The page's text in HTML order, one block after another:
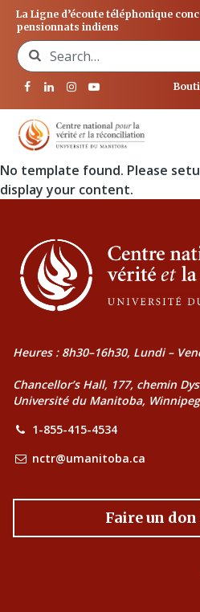
La Ligne d’écoute téléphonique
pensionnats indiens
Search for:
No template found. Please
display your content.
Heures : 8h30–16h30, Lundi –
Chancellor’s Hall, 177, chemin
Université du Manitoba, Winnipeg
1-855-415-4534
nctr@umanitoba.ca
Faire un don